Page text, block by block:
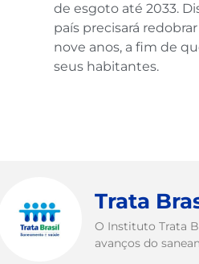
de esgoto até 2033.
país precisará
nove anos, a fim de
seus habitantes.
Trata
O Instituto Trata
avanços do